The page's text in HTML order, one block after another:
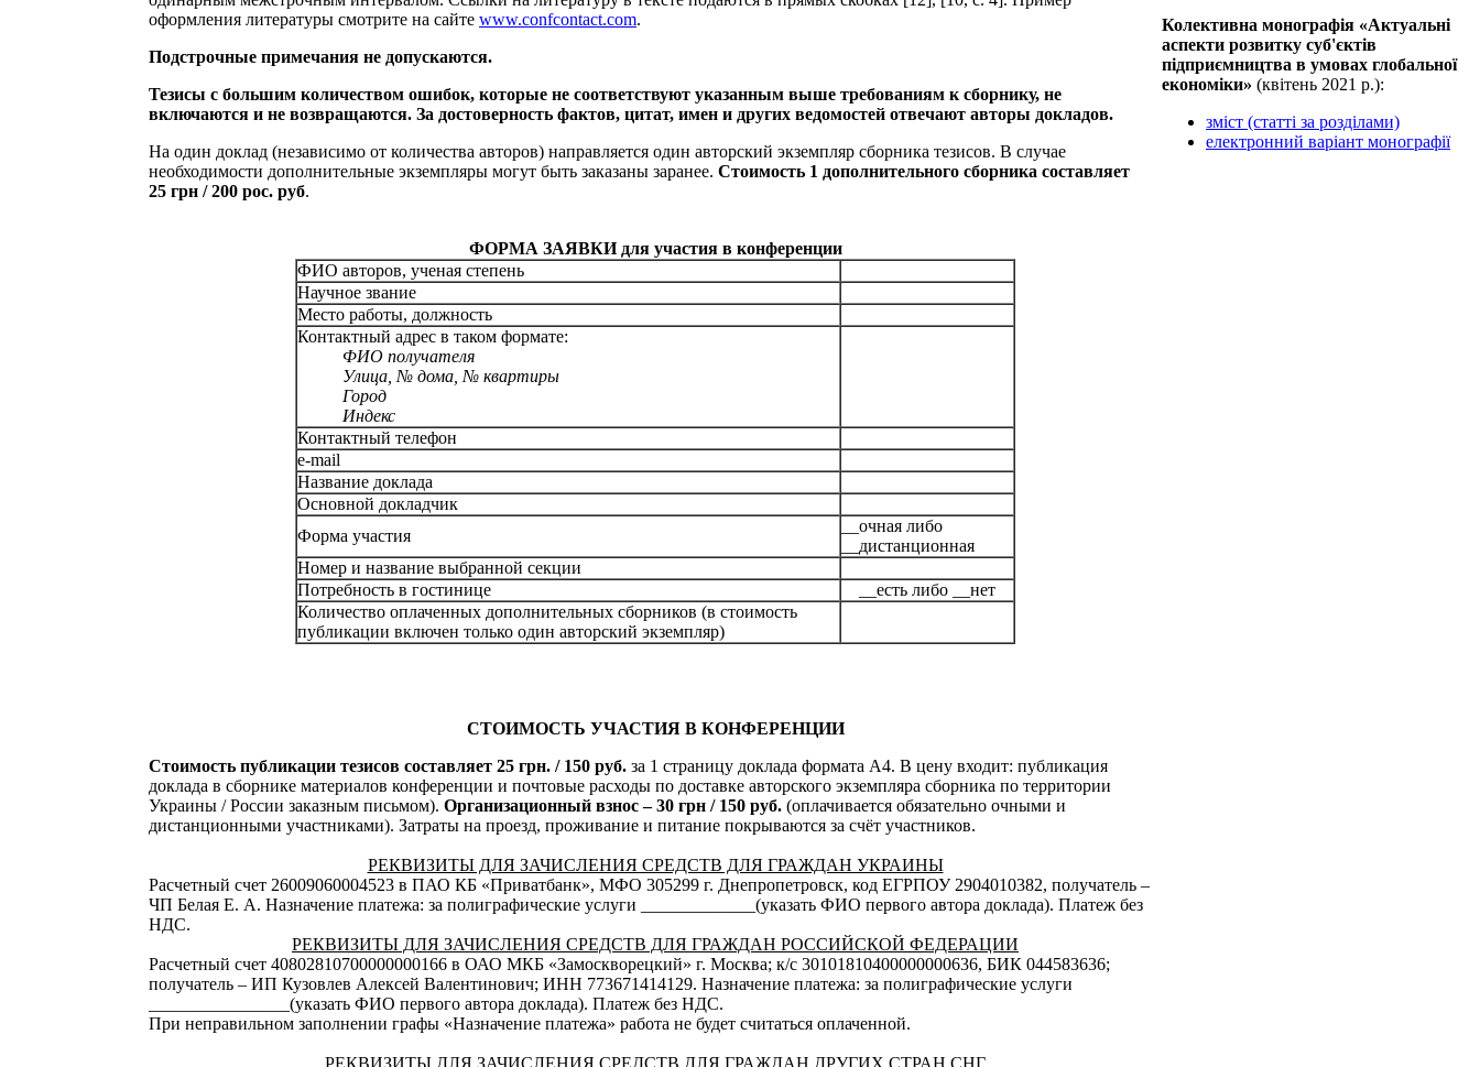
оформления литературы смотрите на сайте www.confcontact.com.
Подстрочные примечания не допускаются.
Тезисы с большим количеством ошибок, которые не соответствуют указанным выше требованиям к сборнику, не
включаются и не возвращаются. За достоверность фактов, цитат, имен и других ведомостей отвечают авторы докладов.
На один доклад (независимо от количества авторов) направляется один авторский экземпляр сборника тезисов. В случае
необходимости дополнительные экземпляры могут быть заказаны заранее. Стоимость 1 дополнительного сборника составляет
25 грн / 200 рос. руб.
ФОРМА ЗАЯВКИ для участия в конференции
ФИО авторов, ученая степень
Научное звание
Место работы, должность
Контактный адрес в таком формате:
ФИО получателя
Улица, № дома, № квартиры
Город
Индекс
Контактный телефон
e-mail
Название доклада
Основной докладчик
Форма участия
__очная либо
__дистанционная
Номер и название выбранной секции
Потребность в гостинице
__есть либо __нет
Количество оплаченных дополнительных сборников (в стоимость
публикации включен только один авторский экземпляр)
СТОИМОСТЬ УЧАСТИЯ В КОНФЕРЕНЦИИ
Стоимость публикации тезисов составляет 25 грн. / 150 руб. за 1 страницу доклада формата А4. В цену входит: публикация
доклада в сборнике материалов конференции и почтовые расходы по доставке авторского экземпляра сборника по территории
Украины / России заказным письмом). Организационный взнос – 30 грн / 150 руб. (оплачивается обязательно очными и
дистанционными участниками). Затраты на проезд, проживание и питание покрываются за счёт участников.
РЕКВИЗИТЫ ДЛЯ ЗАЧИСЛЕНИЯ СРЕДСТВ ДЛЯ ГРАЖДАН УКРАИНЫ
Расчетный счет 26009060004523 в ПАО КБ «Приватбанк», МФО 305299 г. Днепропетровск, код ЕГРПОУ 2904010382, получатель –
ЧП Белая Е. А. Назначение платежа: за полиграфические услуги _____________(указать ФИО первого автора доклада). Платеж без
НДС.
РЕКВИЗИТЫ ДЛЯ ЗАЧИСЛЕНИЯ СРЕДСТВ ДЛЯ ГРАЖДАН РОССИЙСКОЙ ФЕДЕРАЦИИ
Расчетный счет 40802810700000000166 в ОАО МКБ «Замоскворецкий» г. Москва; к/с 30101810400000000636, БИК 044583636;
получатель – ИП Кузовлев Алексей Валентинович; ИНН 773671414129. Назначение платежа: за полиграфические услуги
________________(указать ФИО первого автора доклада). Платеж без НДС.
При неправильном заполнении графы «Назначение платежа» работа не будет считаться оплаченной.
РЕКВИЗИТЫ ДЛЯ ЗАЧИСЛЕНИЯ СРЕДСТВ ДЛЯ ГРАЖДАН ДРУГИХ СТРАН СНГ
Колективна монографiя «Актуальні
аспекти розвитку суб'єктів
підприємництва в умовах глобальної
економіки» (квiтень 2021 р.):
зміст (статті за розділами)
електронний варіант монографії